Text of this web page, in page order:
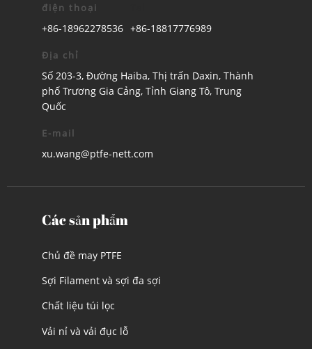
điện thoại
+86-18962278536 +86-18817776989
Địa chỉ
Số 203-3, Đường Haiba, Thị trấn Daxin, Thành
phố Trương Gia Cảng, Tỉnh Giang Tô, Trung
Quốc
E-mail
xu.wang@ptfe-nett.com
Các sản phẩm
Chủ đề may PTFE
Sợi Filament và sợi đa sợi
Chất liệu túi lọc
Vải nỉ và vải đục lỗ